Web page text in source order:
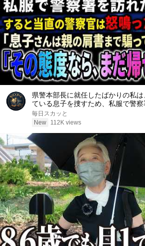
県警本部長に就任したばかりの私
ている息子を捜すため、私服で警察
と当直の警察官は「息子さんは親の
ます。その態度なら、まだ帰せませ
毎日スカッと
New
112K views